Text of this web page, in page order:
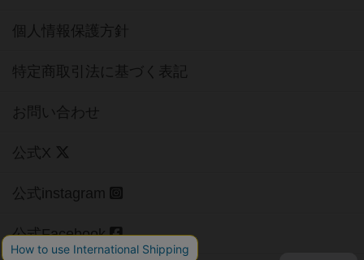
個人情報保護方針
特定商取引法に基づく表記
お問い合わせ
公式X
公式instagram
公式Facebook